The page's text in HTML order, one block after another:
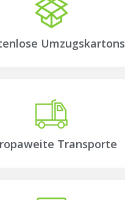
Umzugskartons
Transporte